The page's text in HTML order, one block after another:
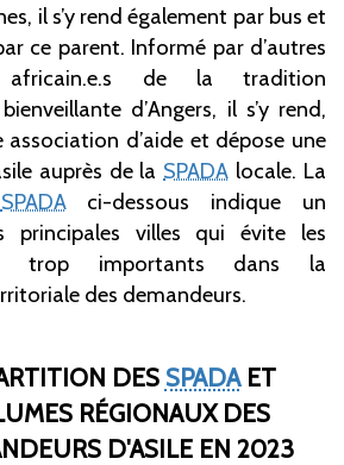
il s’y rend également par bus et
ce parent. Informé par d’autres
de la tradition
d’Angers, il s’y rend,
d’aide et dépose une
auprès de la SPADA locale. La
SPADAci-dessous indique un
principales villes qui évite les
trop importants dans la
des demandeurs.
DES SPADAET
RÉGIONAUX DES
D'ASILE EN 2023